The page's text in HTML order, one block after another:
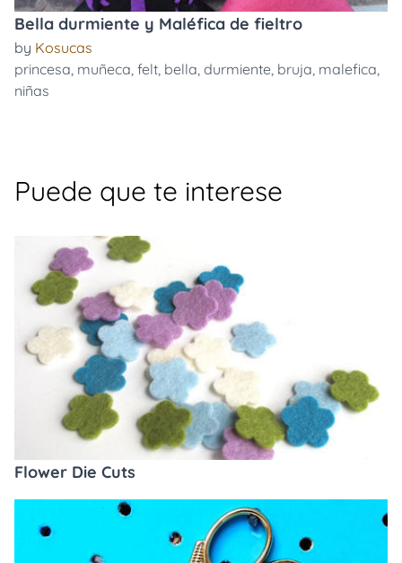
Bella durmiente y Maléfica de fieltro
by Kosucas
princesa, muñeca, felt, bella, durmiente, bruja, malefica,
niñas
Puede que te interese
Flower Die Cuts